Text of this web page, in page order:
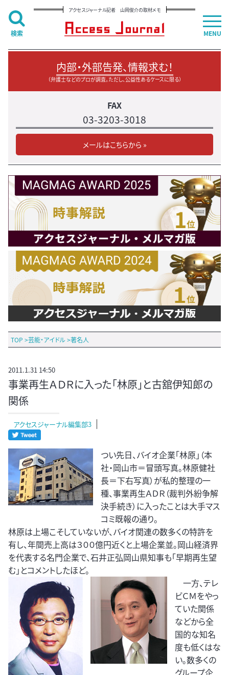
アクセスジャーナル記者 山岡俊介の取材メモ
内部・外部告発、情報求む！
（弁護士などのプロが調査。ただし、公益性あるケースに限る）
FAX
03-3203-3018
メールはこちらから »
TOP >芸能・アイドル>著名人
2011.1.31 14:50
事業再生ＡＤＲに入った「林原」と古舘伊知郎の
関係
アクセスジャーナル編集部3
つい先日、バイオ企業「林原」（本
社・岡山市＝冒頭写真。林原健社
長＝下右写真）が私的整理の一
種、事業再生ＡＤＲ（裁判外紛争解
決手続き）に入ったことは大手マス
コミ既報の通り。
林原は上場こそしていないが、バイオ関連の数多くの特許を
有し、年間売上高は３００億円近くと上場企業並。岡山経済界
を代表する名門企業で、石井正弘岡山県知事も「早期再生望
む」とコメントしたほど。
一方、テレ
ビＣＭをやっ
ていた関係
などから全
国的な知名
度も低くはな
い。数多くの
MENU
検索